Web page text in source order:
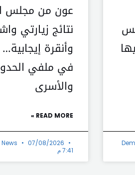
عون من مجلس
نتائج زيارتي
وأنقرة
في ملفي
والأسرى
READ MORE »
07/08/2026
7:41 م